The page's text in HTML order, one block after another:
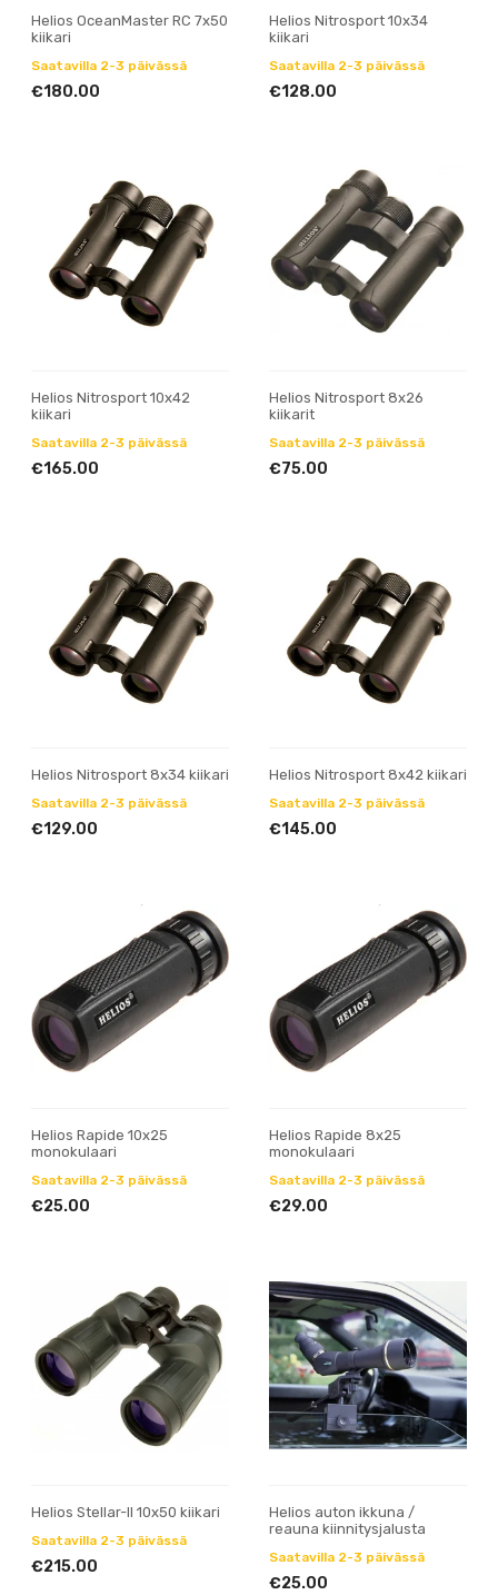
Helios OceanMaster RC 7x50
kiikari
Saatavilla 2-3 päivässä
€180.00
Helios Nitrosport 10x34
kiikari
Saatavilla 2-3 päivässä
€128.00
Helios Nitrosport 10x42
kiikari
Saatavilla 2-3 päivässä
€165.00
Helios Nitrosport 8x26
kiikarit
Saatavilla 2-3 päivässä
€75.00
Helios Nitrosport 8x34 kiikari
Saatavilla 2-3 päivässä
€129.00
Helios Nitrosport 8x42 kiikari
Saatavilla 2-3 päivässä
€145.00
Helios Rapide 10x25
monokulaari
Saatavilla 2-3 päivässä
€25.00
Helios Rapide 8x25
monokulaari
Saatavilla 2-3 päivässä
€29.00
Helios Stellar-II 10x50 kiikari
Saatavilla 2-3 päivässä
€215.00
Helios auton ikkuna /
reauna kiinnitysjalusta
Saatavilla 2-3 päivässä
€25.00